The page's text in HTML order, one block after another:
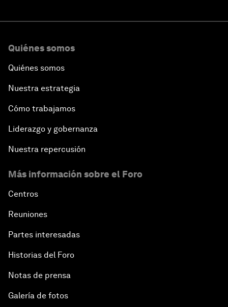
Quiénes somos
Quiénes somos
Nuestra estrategia
Cómo trabajamos
Liderazgo y gobernanza
Nuestra repercusión
Más información sobre el Foro
Centros
Reuniones
Partes interesadas
Historias del Foro
Notas de prensa
Galería de fotos